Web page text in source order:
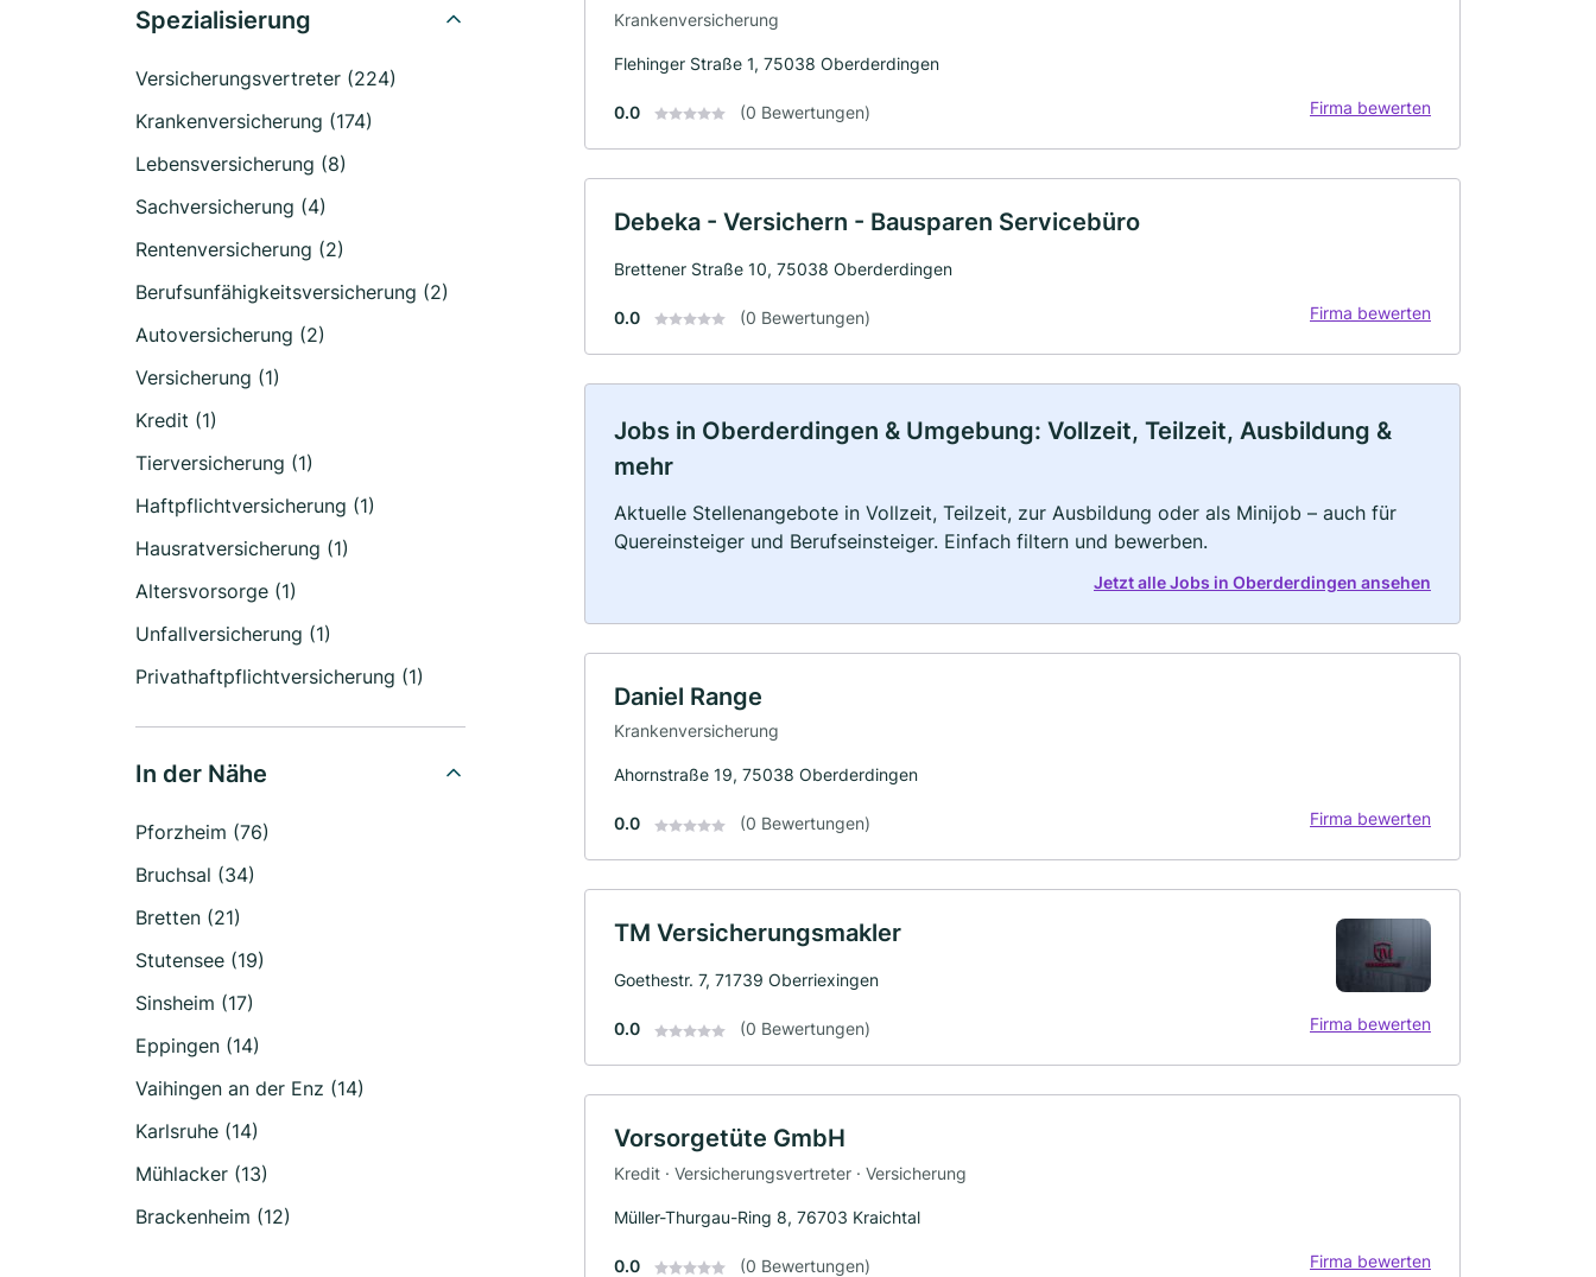
Spezialisierung
Versicherungsvertreter (224)
Krankenversicherung (174)
Lebensversicherung (8)
Sachversicherung (4)
Rentenversicherung (2)
Berufsunfähigkeitsversicherung (2)
Autoversicherung (2)
Versicherung (1)
Kredit (1)
Tierversicherung (1)
Haftpflichtversicherung (1)
Hausratversicherung (1)
Altersvorsorge (1)
Unfallversicherung (1)
Privathaftpflichtversicherung (1)
In der Nähe
Pforzheim (76)
Bruchsal (34)
Bretten (21)
Stutensee (19)
Sinsheim (17)
Eppingen (14)
Vaihingen an der Enz (14)
Karlsruhe (14)
Mühlacker (13)
Brackenheim (12)
Krankenversicherung
Flehinger Straße 1, 75038 Oberderdingen
0.0 (0 Bewertungen) Firma bewerten
Debeka - Versichern - Bausparen Servicebüro
Brettener Straße 10, 75038 Oberderdingen
0.0 (0 Bewertungen) Firma bewerten
Jobs in Oberderdingen & Umgebung: Vollzeit, Teilzeit, Ausbildung &
mehr
Aktuelle Stellenangebote in Vollzeit, Teilzeit, zur Ausbildung oder als Minijob – auch für
Quereinsteiger und Berufseinsteiger. Einfach filtern und bewerben.
Jetzt alle Jobs in Oberderdingen ansehen
Daniel Range
Krankenversicherung
Ahornstraße 19, 75038 Oberderdingen
0.0 (0 Bewertungen) Firma bewerten
TM Versicherungsmakler
Goethestr. 7, 71739 Oberriexingen
0.0 (0 Bewertungen) Firma bewerten
Vorsorgetüte GmbH
Kredit · Versicherungsvertreter · Versicherung
Müller-Thurgau-Ring 8, 76703 Kraichtal
0.0 (0 Bewertungen) Firma bewerten